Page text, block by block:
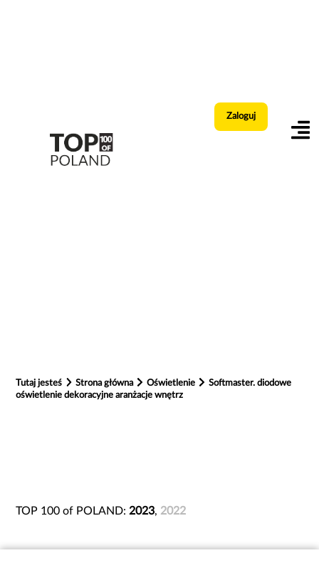
Zaloguj
Tutaj jesteś Strona główna Oświetlenie
Softmaster. diodowe
oświetlenie dekoracyjne aranżacje wnętrz
TOP 100 of POLAND: 2023, 2022